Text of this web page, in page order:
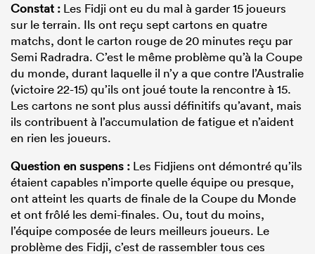
Constat : Les Fidji ont eu du mal à garder 15 joueurs
sur le terrain. Ils ont reçu sept cartons en quatre
matchs, dont le carton rouge de 20 minutes reçu par
Semi Radradra. C’est le même problème qu’à la Coupe
du monde, durant laquelle il n’y a que contre l’Australie
(victoire 22-15) qu’ils ont joué toute la rencontre à 15.
Les cartons ne sont plus aussi définitifs qu’avant, mais
ils contribuent à l’accumulation de fatigue et n’aident
en rien les joueurs.
Question en suspens : Les Fidjiens ont démontré qu’ils
étaient capables n’importe quelle équipe ou presque,
ont atteint les quarts de finale de la Coupe du Monde
et ont frôlé les demi-finales. Ou, tout du moins,
l’équipe composée de leurs meilleurs joueurs. Le
problème des Fidji, c’est de rassembler tous ces